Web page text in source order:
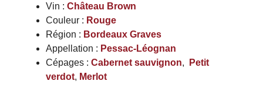
Vin : Château Brown
Couleur : Rouge
Région : Bordeaux Graves
Appellation : Pessac-Léognan
Cépages : Cabernet sauvignon,
Petit
verdot, Merlot